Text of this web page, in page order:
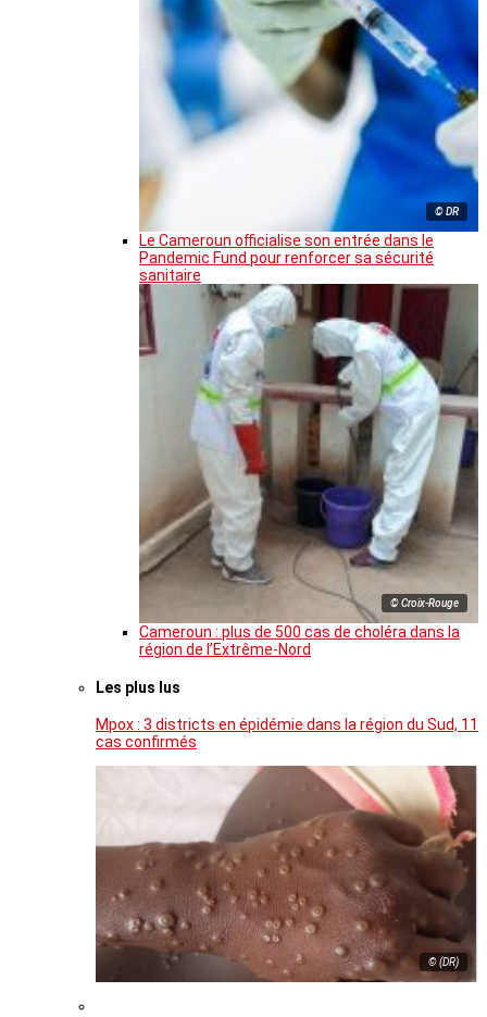
© DR
Le Cameroun officialise son entrée dans le
Pandemic Fund pour renforcer sa sécurité
sanitaire
© Croix-Rouge
Cameroun : plus de 500 cas de choléra dans la
région de l’Extrême-Nord
Les plus lus
Mpox : 3 districts en épidémie dans la région du Sud, 11
cas confirmés
© (DR)